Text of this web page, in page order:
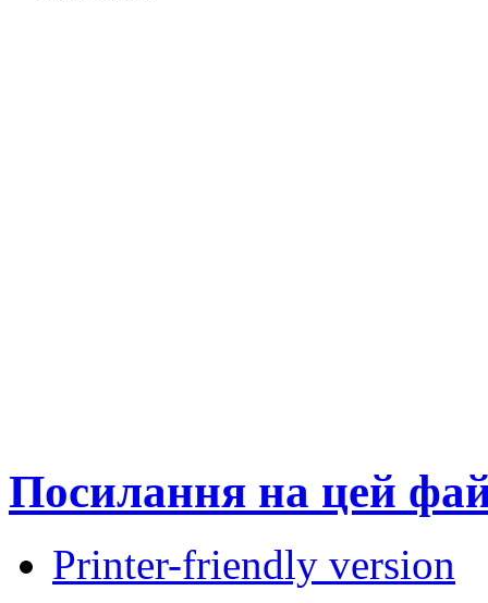
Посилання на цей
Printer-friendly version